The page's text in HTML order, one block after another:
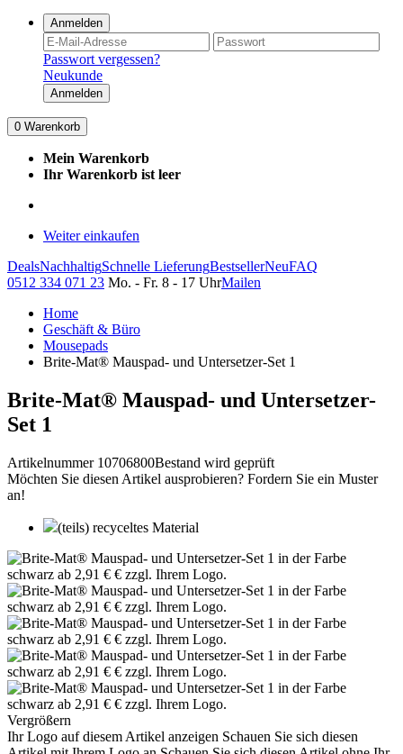
Anmelden
Passwort vergessen?
Neukunde
Anmelden
0 Warenkorb
Mein Warenkorb
Ihr Warenkorb ist leer
Weiter einkaufen
DealsNachhaltigSchnelle LieferungBestsellerNeuFAQ
0512 334 071 23 Mo. - Fr. 8 - 17 UhrMailen
Home
Geschäft & Büro
Mousepads
Brite-Mat® Mauspad- und Untersetzer-Set 1
Brite-Mat® Mauspad- und Untersetzer-
Set 1
Artikelnummer 10706800Bestand wird geprüft
Möchten Sie diesen Artikel ausprobieren? Fordern Sie ein Muster
an!
(teils) recyceltes Material
Vergrößern
Ihr Logo auf diesem Artikel anzeigen Schauen Sie sich diesen